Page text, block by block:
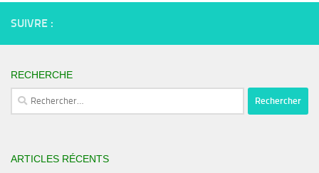
SUIVRE :
RECHERCHE
Rechercher :
ARTICLES RÉCENTS